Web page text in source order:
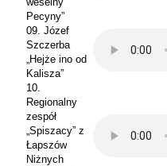
Pecyny”
09. Józef
Szczerba
„Hejże ino od
Kalisza”
10.
Regionalny
zespół
„Spiszacy” z
Łapszów
Niżnych